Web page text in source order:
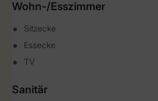
Wohn-/Esszimmer
Sitzecke
Essecke
TV
Sanitär